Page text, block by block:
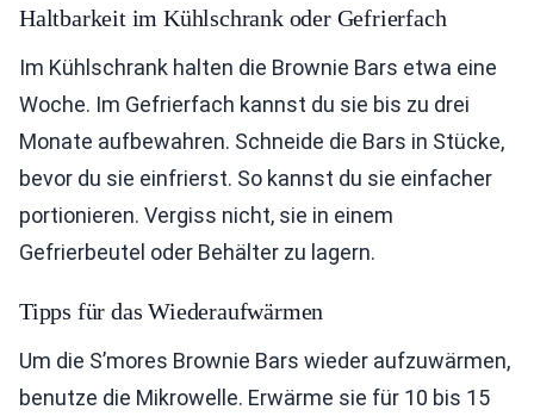
Haltbarkeit im Kühlschrank oder Gefrierfach
Im Kühlschrank halten die Brownie Bars etwa eine
Woche. Im Gefrierfach kannst du sie bis zu drei
Monate aufbewahren. Schneide die Bars in Stücke,
bevor du sie einfrierst. So kannst du sie einfacher
portionieren. Vergiss nicht, sie in einem
Gefrierbeutel oder Behälter zu lagern.
Tipps für das Wiederaufwärmen
Um die S’mores Brownie Bars wieder aufzuwärmen,
benutze die Mikrowelle. Erwärme sie für 10 bis 15